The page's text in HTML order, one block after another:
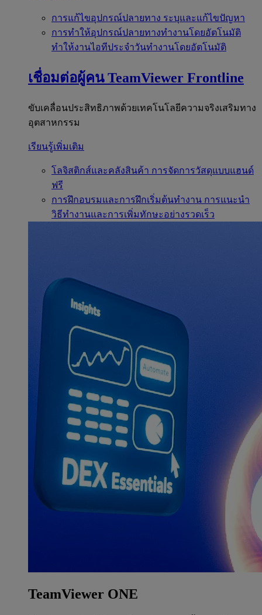
การแก้ไขอุปกรณ์ปลายทาง ระบุและแก้ไขปัญหา
การทำให้อุปกรณ์ปลายทางทำงานโดยอัตโนมัติ
ทำให้งานไอทีประจำวันทำงานโดยอัตโนมัติ
เชื่อมต่อผู้คน TeamViewer Frontline
ขับเคลื่อนประสิทธิภาพด้วยเทคโนโลยีความจริงเสริมทาง
อุตสาหกรรม
เรียนรู้เพิ่มเติม
โลจิสติกส์และคลังสินค้า การจัดการวัสดุแบบแฮนด์
ฟรี
การฝึกอบรมและการฝึกเริ่มต้นทำงาน การแนะนำ
วิธีทำงานและการเพิ่มทักษะอย่างรวดเร็ว
TeamViewer ONE